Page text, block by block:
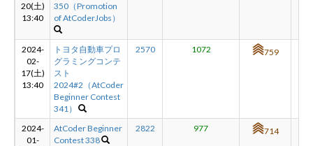
20(土)
13:40
350（Promotion
of AtCoderJobs）
2024-
02-
17(土)
13:40
トヨタ自動車プロ
グラミングコンテ
スト
2024#2（AtCoder
Beginner Contest
341）
2570 1072 759
2024-
01-
AtCoder Beginner
Contest 338
2822 977 714